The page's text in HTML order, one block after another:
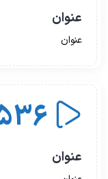
عنوان
عنوان
عنوان